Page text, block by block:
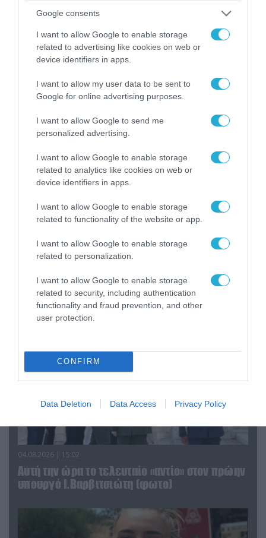
Google consents
I want to allow Google to enable storage
related to advertising like cookies on web or
device identifiers in apps.
I want to allow my user data to be sent to
Google for online advertising purposes.
I want to allow Google to send me
personalized advertising.
I want to allow Google to enable storage
related to analytics like cookies on web or
device identifiers in apps.
I want to allow Google to enable storage
related to functionality of the website or app.
I want to allow Google to enable storage
related to personalization.
I want to allow Google to enable storage
related to security, including authentication
functionality and fraud prevention, and other
user protection.
CONFIRM
Data Deletion Data Access Privacy Policy
06.08.2026 | 14:02
«Επιχείρηση ελεύθερα πεζοδρόμια» στην
Αθήνα: Απομακρύνθηκαν παράνομα
06.08.2026 | 09:03
«Οι εντελώς αθώοι»: Η ανάρτηση του Αρκά για
Αττικής (φωτο)
04.08.2026 | 15:02
Αυτή την ώρα το τελευταίο «αντίο» στον πρώην
υπουργό Ι.Βαρβιτσιώτη (φωτο)